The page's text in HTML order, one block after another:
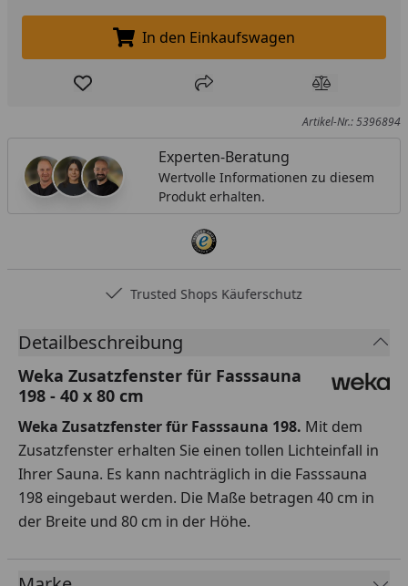
In den Einkaufswagen legen
In den Einkaufswagen
Produkt zur Wunschliste hinzufügen
Teilen Produkt
Artikel-Nr.: 5396894
Experten-Beratung
Wertvolle Informationen zu diesem
Produkt erhalten.
Trusted Shops Käuferschutz
Detailbeschreibung
Weka Zusatzfenster für Fasssauna
198 - 40 x 80 cm
Weka Zusatzfenster für Fasssauna 198. Mit dem
Zusatzfenster erhalten Sie einen tollen Lichteinfall in
Ihrer Sauna. Es kann nachträglich in die Fasssauna
198 eingebaut werden. Die Maße betragen 40 cm in
der Breite und 80 cm in der Höhe.